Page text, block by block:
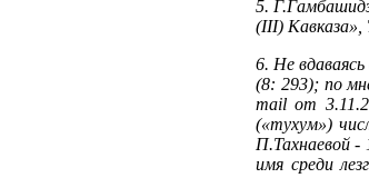
5.
(III) Кавказа»,
6. Не
(8: 293); по
mail от
(«тухум»)
П.Тахнаевой -
имя среди